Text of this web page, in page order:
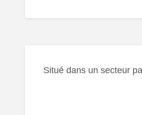
Situé dans un secteur